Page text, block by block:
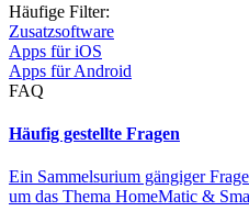
Häufige Filter:
Zusatzsoftware
Apps für iOS
Apps für Android
FAQ
Häufig gestellte Fragen
Ein Sammelsurium gängiger
um das Thema HomeMatic &